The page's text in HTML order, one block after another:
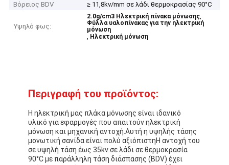
Βόρειος BDV
≥ 11,8kv/mm σε λάδι θερμοκρασίας 90°C
Υψηλό φως:
2.0g/cm3 Ηλεκτρική πίνακα μόνωσης,
Φύλλα υαλοπίνακας για την ηλεκτρική
μόνωση
, Ηλεκτρική μόνωση
Περιγραφή του προϊόντος:
Η ηλεκτρική μας πλάκα μόνωσης είναι ιδανικό
υλικό για εφαρμογές που απαιτούν ηλεκτρική
μόνωση και μηχανική αντοχή.Αυτή η υψηλής τάσης
μονωτική σανίδα είναι πολύ αξιόπιστηΗ αντοχή του
σε υψηλή τάση έως 35kv σε λάδι σε θερμοκρασία
90°C με παράλληλη τάση διάσπασης (BDV) έχει